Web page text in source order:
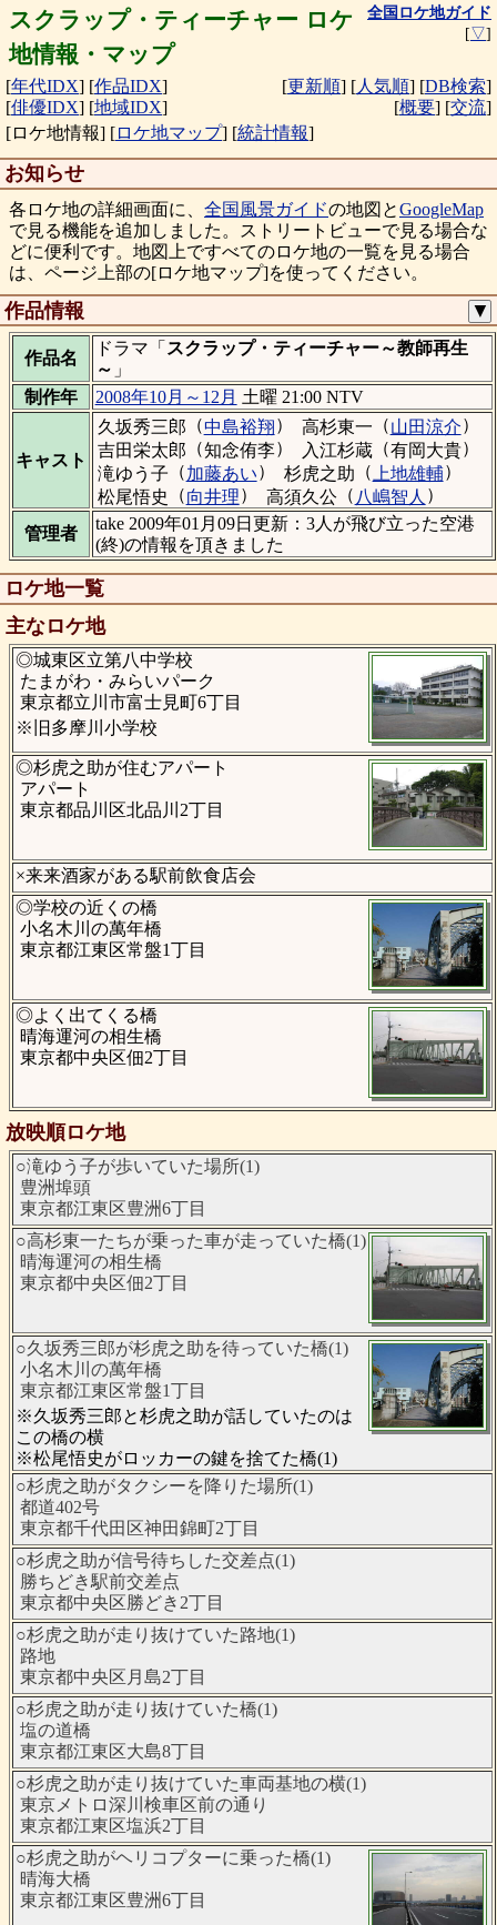
スクラップ・ティーチャー ロケ
地情報・マップ
全国ロケ地ガイド
[▽]
[年代IDX] [作品IDX]
[俳優IDX] [地域IDX]
[更新順] [人気順] [DB検索]
[概要] [交流]
[ロケ地情報] [ロケ地マップ] [統計情報]
お知らせ
各ロケ地の詳細画面に、 全国風景ガイドの地図とGoogleMap
で見る機能を追加しました。ストリートビューで見る場合な
どに便利です。地図上ですべてのロケ地の一覧を見る場合
は、ページ上部の[ロケ地マップ]を使ってください。
作品情報 ▼
作品名
ドラマ「 スクラップ・ティーチャー～教師再生
～ 」
制作年
2008年10月～12月 土曜 21:00 NTV
キャスト
久坂秀三郎 （中島裕翔） 高杉東一 （山田涼介）
吉田栄太郎 （知念侑李） 入江杉蔵（有岡大貴）
滝ゆう子 （加藤あい） 杉虎之助 （ 上地雄輔）
松尾悟史 （向井理） 高須久公（ 八嶋智人 ）
管理者
take 2009年01月09日更新：3人が飛び立った空港
(終)の情報を頂きました
ロケ地一覧
主なロケ地
◎城東区立第八中学校
たまがわ・みらいパーク
東京都立川市富士見町6丁目
※旧多摩川小学校
◎杉虎之助が住むアパート
アパート
東京都品川区北品川2丁目
×来来酒家がある駅前飲食店会
◎学校の近くの橋
小名木川の萬年橋
東京都江東区常盤1丁目
◎よく出てくる橋
晴海運河の相生橋
東京都中央区佃2丁目
放映順ロケ地
○滝ゆう子が歩いていた場所(1)
豊洲埠頭
東京都江東区豊洲6丁目
○高杉東一たちが乗った車が走っていた橋(1)
晴海運河の相生橋
東京都中央区佃2丁目
○久坂秀三郎が杉虎之助を待っていた橋(1)
小名木川の萬年橋
東京都江東区常盤1丁目
※久坂秀三郎と杉虎之助が話していたのは
この橋の横
※松尾悟史がロッカーの鍵を捨てた橋(1)
○杉虎之助がタクシーを降りた場所(1)
都道402号
東京都千代田区神田錦町2丁目
○杉虎之助が信号待ちした交差点(1)
勝ちどき駅前交差点
東京都中央区勝どき2丁目
○杉虎之助が走り抜けていた路地(1)
路地
東京都中央区月島2丁目
○杉虎之助が走り抜けていた橋(1)
塩の道橋
東京都江東区大島8丁目
○杉虎之助が走り抜けていた車両基地の横(1)
東京メトロ深川検車区前の通り
東京都江東区塩浜2丁目
○杉虎之助がヘリコプターに乗った橋(1)
晴海大橋
東京都江東区豊洲6丁目